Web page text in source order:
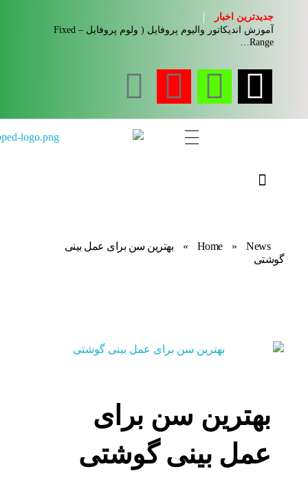
جدیدترین اخبار
آموزش اندیکاتور والیوم پروفایل ( ولوم پروفایل – Fixed
Range…
Home » News
»
بهترین سن برای عمل بینی
گوشتی
بهترین سن برای
عمل بینی گوشتی